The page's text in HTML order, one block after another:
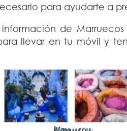
para ayudarte a
de Marruecos
llevar en tu móvil y